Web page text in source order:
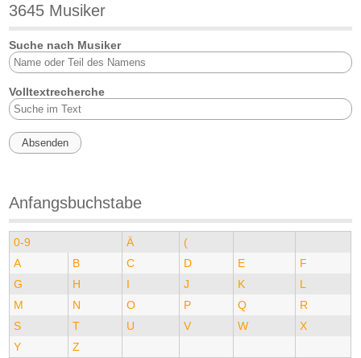
3645 Musiker
Suche nach Musiker
Volltextrecherche
Anfangsbuchstabe
0-9 Ä
(
A
B C D E
F
G
H I J K
L
M
N O P Q
R
S
T U V W
X
Y
Z